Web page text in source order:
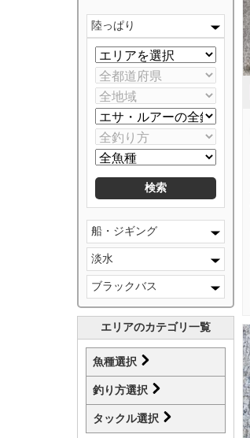
陸っぱり
船・ジギング
淡水
ブラックバス
エリアのカテゴリ一覧
魚種選択
釣り方選択
タックル選択